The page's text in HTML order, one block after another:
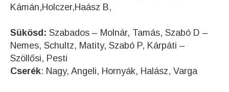
Kámán,Holczer,Haász B,
Sükösd: Szabados – Molnár, Tamás, Szabó D –
Nemes, Schultz, Matity, Szabó P, Kárpáti –
Szöllősi, Pesti
Cserék: Nagy, Angeli, Hornyák, Halász, Varga